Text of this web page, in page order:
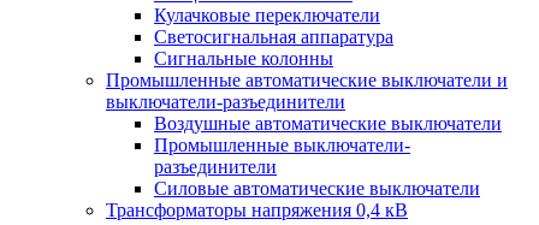
Кулачковые переключатели
Светосигнальная аппаратура
Сигнальные колонны
Промышленные автоматические выключатели и
выключатели-разъединители
Воздушные автоматические выключатели
Промышленные выключатели-
разъединители
Силовые автоматические выключатели
Трансформаторы напряжения 0,4 кВ